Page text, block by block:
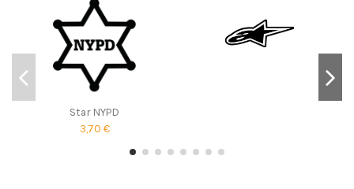
Star NYPD
3,70 €